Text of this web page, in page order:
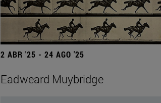
2 ABR '25 - 24 AGO '25
Eadweard Muybridge